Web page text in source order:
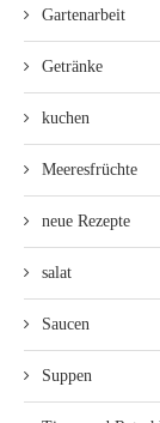
Gartenarbeit
Getränke
kuchen
Meeresfrüchte
neue Rezepte
salat
Saucen
Suppen